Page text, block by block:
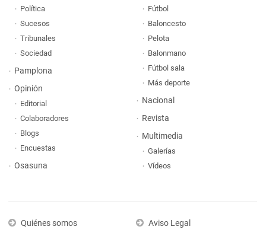
Política
Sucesos
Tribunales
Sociedad
Pamplona
Opinión
Editorial
Colaboradores
Blogs
Encuestas
Osasuna
Fútbol
Baloncesto
Pelota
Balonmano
Fútbol sala
Más deporte
Nacional
Revista
Multimedia
Galerías
Vídeos
Quiénes somos
Aviso Legal